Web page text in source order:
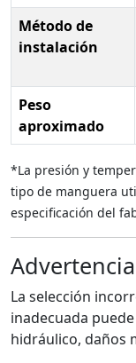
Método de
instalación
Peso
aproximado
*La presión y
tipo de manguera
especificación del
La selección
inadecuada
hidráulico, daños